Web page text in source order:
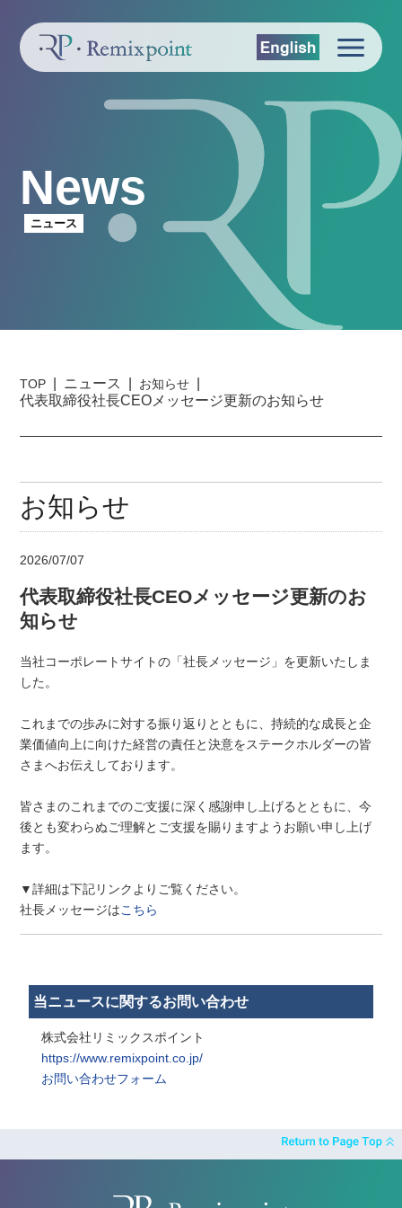
News
ニュース
TOP ニュース お知らせ
代表取締役社長CEOメッセージ更新のお知らせ
お知らせ
2026/07/07
代表取締役社長CEOメッセージ更新のお
知らせ
当社コーポレートサイトの「社長メッセージ」を更新いたしま
した。
これまでの歩みに対する振り返りとともに、持続的な成長と企
業価値向上に向けた経営の責任と決意をステークホルダーの皆
さまへお伝えしております。
皆さまのこれまでのご支援に深く感謝申し上げるとともに、今
後とも変わらぬご理解とご支援を賜りますようお願い申し上げ
ます。
▼詳細は下記リンクよりご覧ください。
社長メッセージはこちら
当ニュースに関するお問い合わせ
株式会社リミックスポイント
https://www.remixpoint.co.jp/
お問い合わせフォーム